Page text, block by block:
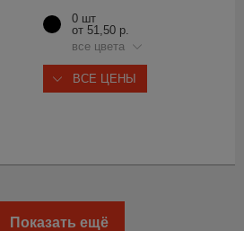
0 шт
от 51,50 р.
все цвета
ВСЕ ЦЕНЫ
Показать ещё